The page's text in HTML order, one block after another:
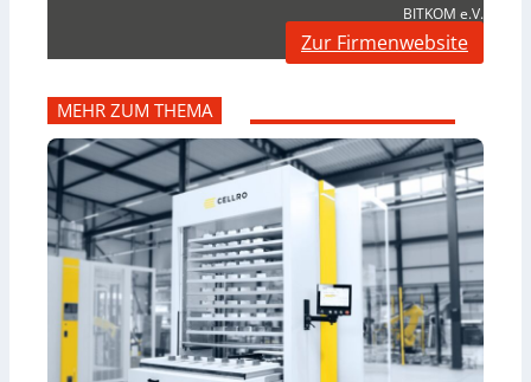
BITKOM e.V.
Zur Firmenwebsite
MEHR ZUM THEMA